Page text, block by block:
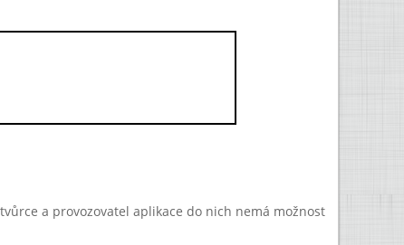
a provozovatel aplikace do nich nemá možnost